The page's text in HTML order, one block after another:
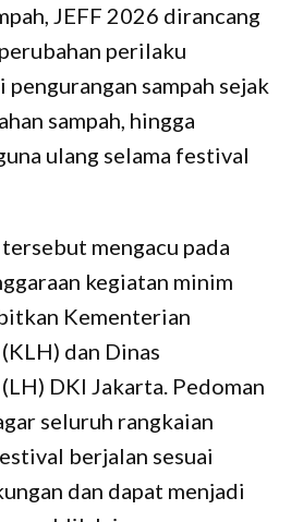
JEFF 2026 dirancang
perilaku
sampah sejak
sampah, hingga
ulang selama festival
mengacu pada
kegiatan minim
Kementerian
dan Dinas
DKI Jakarta. Pedoman
seluruh rangkaian
berjalan sesuai
dan dapat menjadi